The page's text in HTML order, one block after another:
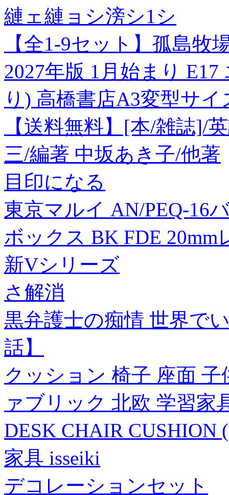
縺ェ縺ョシ滂シ1シ
【全1-9セット】孤島牧
2027年版 1月始まり
り) 高橋書店A3変型サ
【送料無料】[本/雑誌]/
三/編著 中坂あき子/他著
目印になる
東京マルイ AN/PEQ-16
ボックス BK FDE 20mm
新Vシリーズ
さ解消
黒弁護士の痴情 世界で
話】
クッション 椅子 座面
ァブリック 北欧 学習家
DESK CHAIR
家具 isseiki
デコレーションセット